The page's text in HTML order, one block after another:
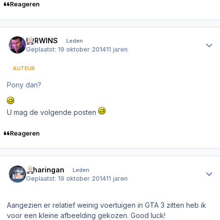
Reageren
ERRWINS Leden
Geplaatst:19 oktober 201411 jaren
AUTEUR
Pony dan?
U mag de volgende posten
Reageren
.Sharingan Leden
Geplaatst:19 oktober 201411 jaren
Aangezien er relatief weinig voertuigen in GTA 3 zitten heb ik
voor een kleine afbeelding gekozen. Good luck!